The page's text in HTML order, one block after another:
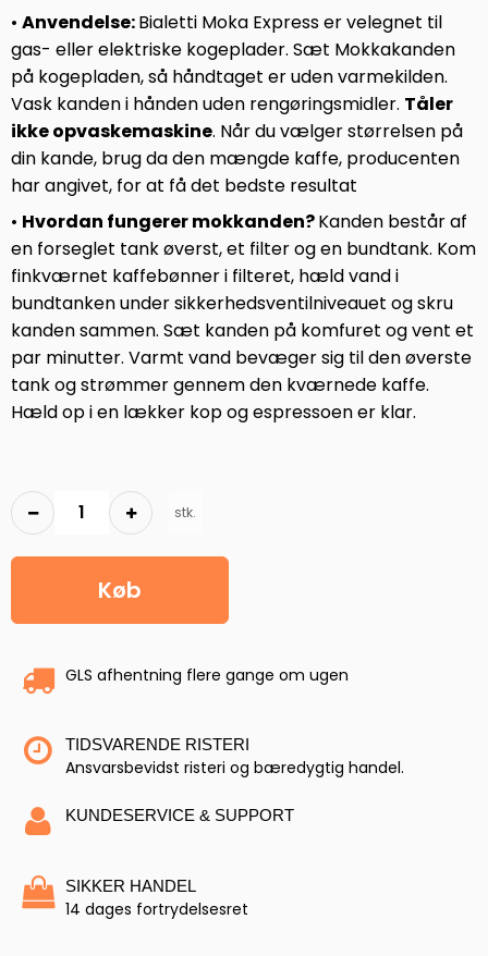
• Anvendelse:Bialetti Moka Express er velegnet til
gas- eller elektriske kogeplader. Sæt Mokkakanden
på kogepladen, så håndtaget er uden varmekilden.
Vask kanden i hånden uden rengøringsmidler. Tåler
ikke opvaskemaskine. Når du vælger størrelsen på
din kande, brug da den mængde kaffe, producenten
har angivet, for at få det bedste resultat
• Hvordan fungerer mokkanden?Kanden består af
en forseglet tank øverst, et filter og en bundtank. Kom
finkværnet kaffebønner i filteret, hæld vand i
bundtanken under sikkerhedsventilniveauet og skru
kanden sammen. Sæt kanden på komfuret og vent et
par minutter. Varmt vand bevæger sig til den øverste
tank og strømmer gennem den kværnede kaffe.
Hæld op i en lækker kop og espressoen er klar.
stk.
Køb
GLS afhentning flere gange om ugen
TIDSVARENDE RISTERI
Ansvarsbevidst risteri og bæredygtig handel.
KUNDESERVICE & SUPPORT
SIKKER HANDEL
14 dages fortrydelsesret